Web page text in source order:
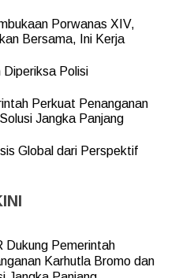
Porwanas XIV,
Bersama, Ini Kerja
Diperiksa Polisi
Perkuat Penanganan
Jangka Panjang
Global dari Perspektif
Dukung Pemerintah
Karhutla Bromo dan